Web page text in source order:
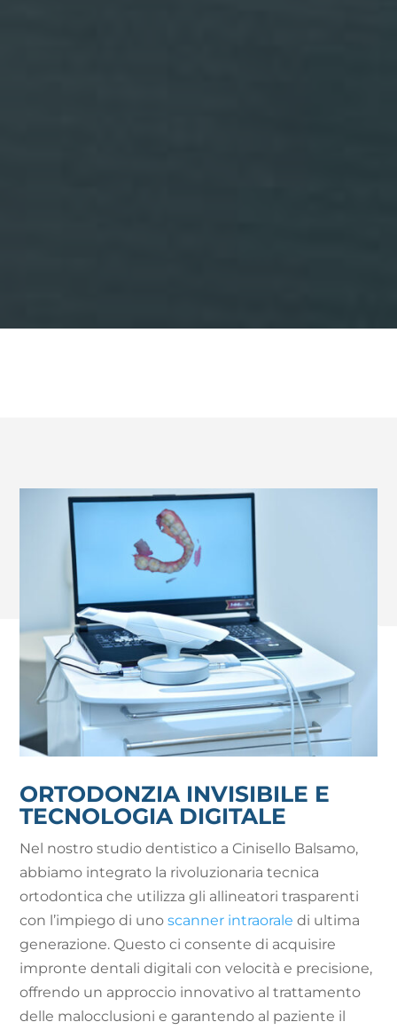
ORTODONZIA INVISIBILE E
TECNOLOGIA DIGITALE
Nel nostro studio dentistico a Cinisello Balsamo,
abbiamo integrato la rivoluzionaria tecnica
ortodontica che utilizza gli allineatori trasparenti
con l’impiego di unoscanner intraorale di ultima
generazione. Questo ci consente di acquisire
impronte dentali digitali con velocità e precisione,
offrendo un approccio innovativo al trattamento
delle malocclusioni e garantendo al paziente il